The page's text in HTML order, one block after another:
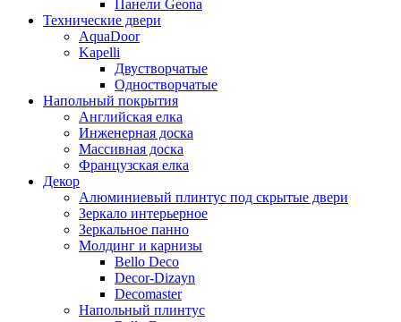
Панели Geona
Технические двери
AquaDoor
Kapelli
Двустворчатые
Одностворчатые
Напольный покрытия
Английская елка
Инженерная доска
Массивная доска
Французская елка
Декор
Алюминиевый плинтус под скрытые двери
Зеркало интерьерное
Зеркальное панно
Молдинг и карнизы
Bello Deco
Decor-Dizayn
Decomaster
Напольный плинтус